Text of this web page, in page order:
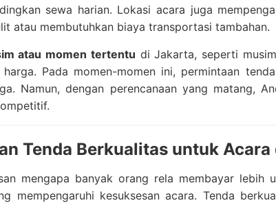
sewa harian. Lokasi acara juga
atau membutuhkan biaya transportasi tambahan.
atau momen tertentu di Jakarta, seperti
harga. Pada momen-momen ini, permintaan
Namun, dengan perencanaan yang matang,
Tenda Berkualitas untuk
mengapa banyak orang rela membayar lebih
mempengaruhi kesuksesan acara. Tenda